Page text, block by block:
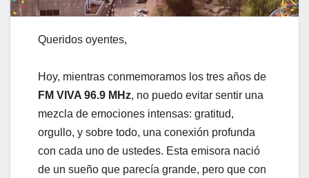
Queridos oyentes,
Hoy, mientras conmemoramos los tres años de
FM VIVA 96.9 MHz, no puedo evitar sentir una
mezcla de emociones intensas: gratitud,
orgullo, y sobre todo, una conexión profunda
con cada uno de ustedes. Esta emisora nació
de un sueño que parecía grande, pero que con